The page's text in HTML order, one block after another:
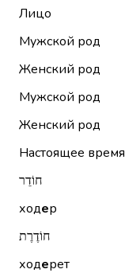
Лицо
Мужской род
Женский род
Мужской род
Женский род
Настоящее время
חוֹדֵר
ходер
חוֹדֶרֶת
ходерет